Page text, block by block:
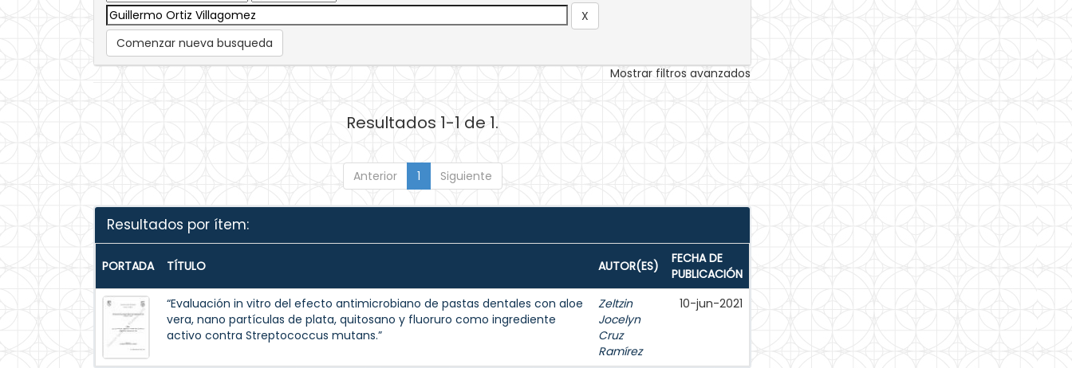
Comenzar nueva busqueda
Mostrar filtros avanzados
Resultados 1-1 de 1.
Anterior 1 Siguiente
Resultados por ítem:
PORTADA TÍTULO AUTOR(ES)
FECHA DE
PUBLICACIÓN
“Evaluación in vitro del efecto antimicrobiano de pastas dentales con aloe
vera, nano partículas de plata, quitosano y fluoruro como ingrediente
activo contra Streptococcus mutans.”
Zeltzin
Jocelyn
Cruz
Ramírez
10-jun-2021